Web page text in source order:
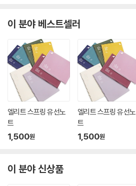
이 분야 베스트셀러
엘리트 스프링 유선노
트
1,500원
엘리트 스프링 유선노
트
1,500원
이 분야 신상품